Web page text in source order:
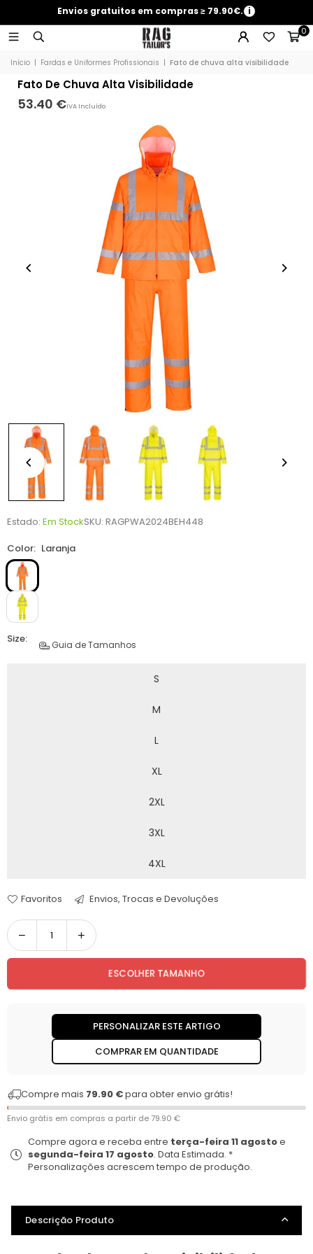
Envios gratuitos em compras ≥ 79.90€. i
0
Início | Fardas e Uniformes Profissionais | Fato de chuva alta visibilidade
Fato De Chuva Alta Visibilidade
53.40 €IVA Incluído
Estado: Em StockSKU: RAGPWA2024BEH448
Color: Laranja
Size: Guia de Tamanhos
S
M
L
XL
2XL
3XL
4XL
Favoritos Envios, Trocas e Devoluções
Quantidade
ESCOLHER TAMANHO
PERSONALIZAR ESTE ARTIGO
COMPRAR EM QUANTIDADE
Compre mais 79.90 €para obter envio grátis!
Envio grátis em compras a partir de79.90 €
Compre agora e receba entre terça-feira 11 agostoe
segunda-feira 17 agosto. Data Estimada. *
Personalizações acrescem tempo de produção.
Descrição Produto